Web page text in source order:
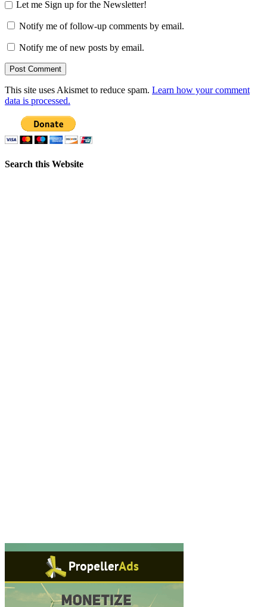
Let me Sign up for the Newsletter!
Notify me of follow-up comments by email.
Notify me of new posts by email.
This site uses Akismet to reduce spam. Learn how your comment
data is processed.
Search this Website